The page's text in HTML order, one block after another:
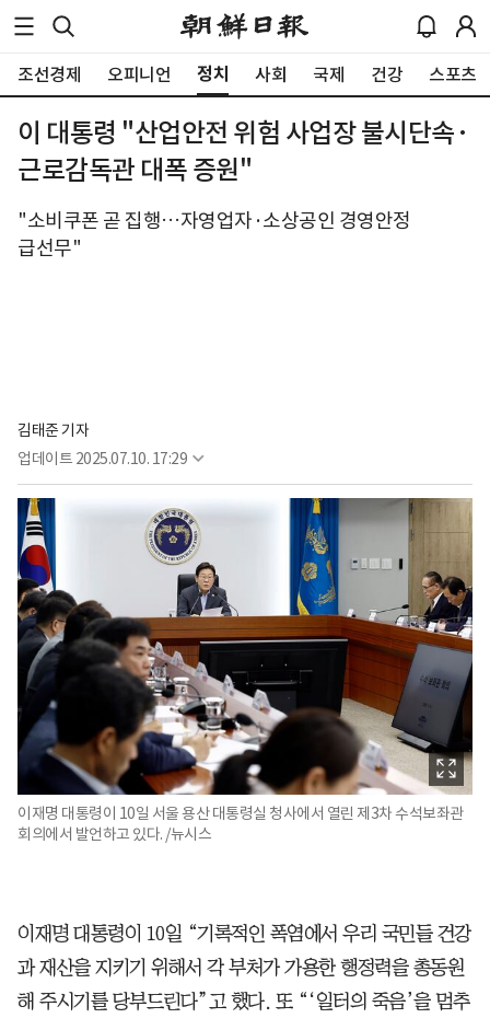
조선경제 오피니언 정치 사회 국제 건강 스포츠
이 대통령 "산업안전 위험 사업장 불시단속·
근로감독관 대폭 증원"
"소비쿠폰 곧 집행…자영업자·소상공인 경영안정
급선무"
김태준 기자
업데이트 2025.07.10. 17:29
이재명 대통령이 10일 서울 용산 대통령실 청사에서 열린 제3차 수석보좌관
회의에서 발언하고 있다. /뉴시스
이재명 대통령이 10일 “기록적인 폭염에서 우리 국민들 건강
과 재산을 지키기 위해서 각 부처가 가용한 행정력을 총동원
해 주시기를 당부드린다”고 했다. 또 “‘일터의 죽음’을 멈추